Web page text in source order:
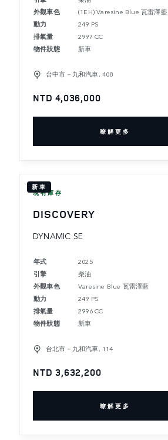
外觀車色
(1EH) Varesine Blue 瓦雷澤藍
動力
249 PS
排氣量
2997 CC
物件狀態
新車
台中市－九和汽車, 408
NTD 4,036,000
暸解更多
新車
現有庫存
DISCOVERY
DYNAMIC SE
年式
2025
引擎
柴油
外觀車色
Varesine Blue 瓦雷澤藍
動力
249 PS
排氣量
2996 CC
物件狀態
新車
台北市－九和汽車, 114
NTD 3,632,200
暸解更多